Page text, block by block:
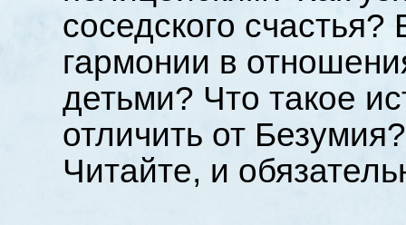
соседского
гармонии в
детьми? Что такое
отличить от
Читайте, и